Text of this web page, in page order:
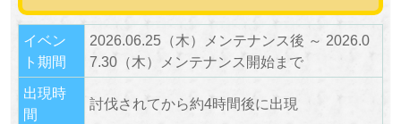
イベン
ト期間
2026.06.25（木）メンテナンス後 ～ 2026.0
7.30（木）メンテナンス開始まで
出現時
間
討伐されてから約4時間後に出現